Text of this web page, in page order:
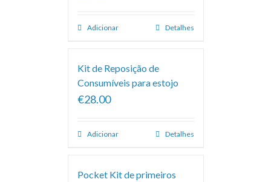
Adicionar Detalhes
Kit de Reposição de
Consumíveis para estojo
€28.00
Adicionar Detalhes
Pocket Kit de primeiros